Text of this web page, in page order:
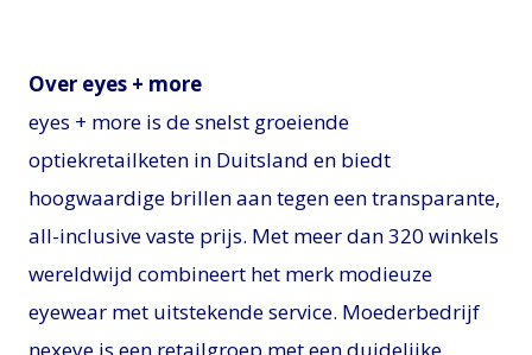
Over eyes + more
eyes + more is de snelst groeiende
optiekretailketen in Duitsland en biedt
hoogwaardige brillen aan tegen een transparante,
all-inclusive vaste prijs. Met meer dan 320 winkels
wereldwijd combineert het merk modieuze
eyewear met uitstekende service. Moederbedrijf